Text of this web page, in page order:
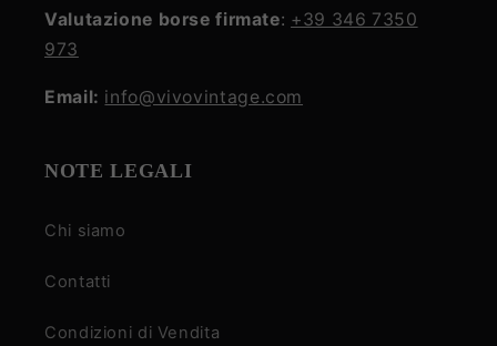
Valutazione borse firmate: +39 346 7350
973
Email: info@vivovintage.com
NOTE LEGALI
Chi siamo
Contatti
Condizioni di Vendita